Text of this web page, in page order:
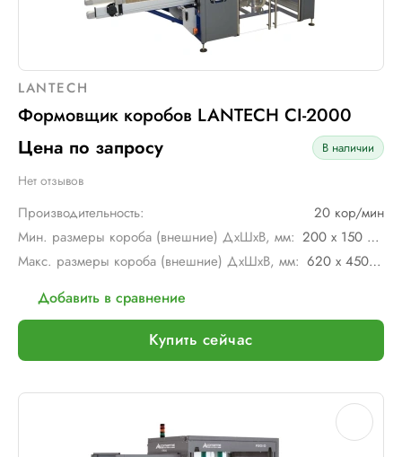
LANTECH
Формовщик коробов LANTECH СI-2000
Цена по запросу
В наличии
Нет отзывов
Производительность:
20 кор/мин
Мин. размеры короба (внешние) ДхШхВ, мм:
200 х 150 х 150
Макс. размеры короба (внешние) ДхШхВ, мм:
620 х 450 х 650
Добавить в сравнение
Купить сейчас